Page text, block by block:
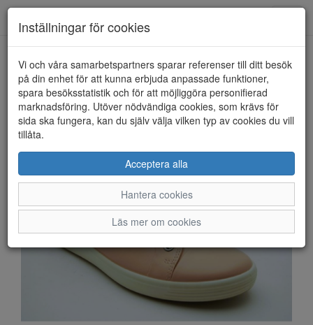
HEM ECCO
Inställningar för cookies
Vi och våra samarbetspartners sparar referenser till ditt besök
på din enhet för att kunna erbjuda anpassade funktioner,
spara besöksstatistik och för att möjliggöra personifierad
marknadsföring. Utöver nödvändiga cookies, som krävs för
sida ska fungera, kan du själv välja vilken typ av cookies du vill
tillåta.
Acceptera alla
Hantera cookies
Läs mer om cookies